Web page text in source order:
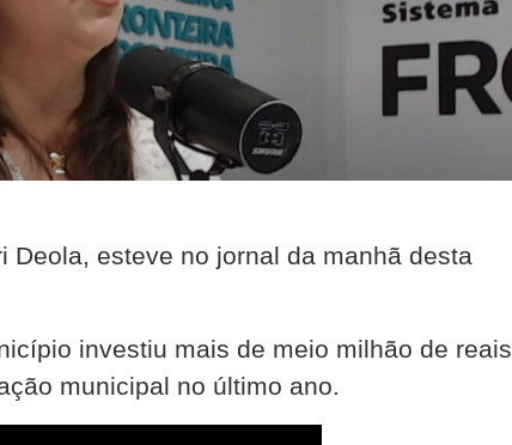
Deola, esteve no jornal da manhã desta
investiu mais de meio milhão de reais
municipal no último ano.